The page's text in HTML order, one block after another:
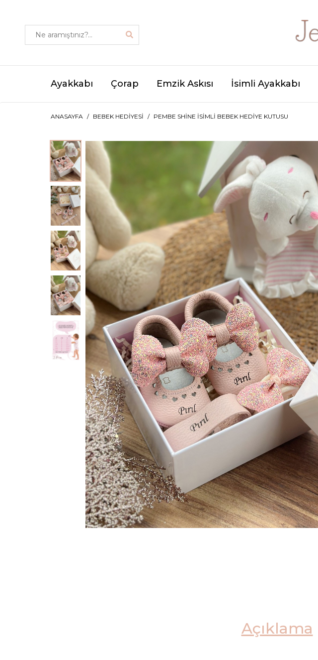
Ayakkabı Çorap Emzik Askısı İsimli Ayakkabı
ANASAYFA BEBEK HEDIYESI PEMBE SHINE İSIMLI BEBEK HEDIYE KUTUSU
Açıklama